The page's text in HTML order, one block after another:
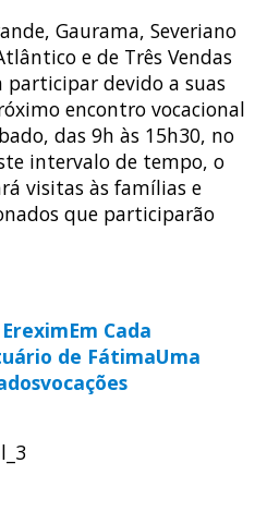
Gaurama, Severiano
e de Três Vendas
participar devido a suas
encontro vocacional
das 9h às 15h30, no
intervalo de tempo, o
visitas às famílias e
que participarão
Em Cada
de FátimaUma
vocações